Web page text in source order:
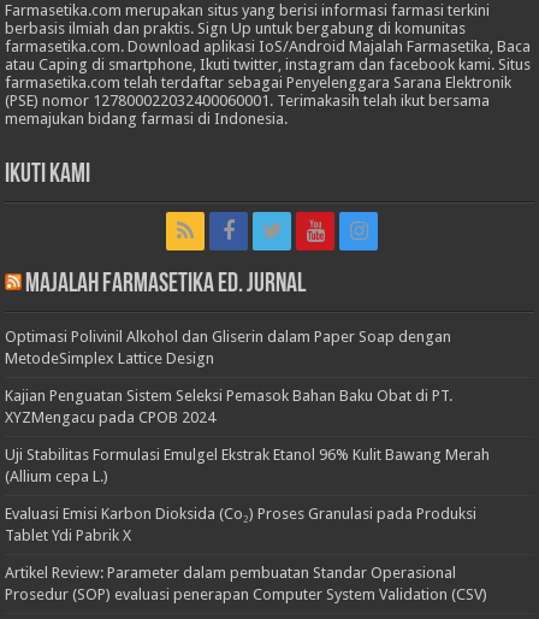
Farmasetika.com merupakan situs yang berisi informasi farmasi terkini
berbasis ilmiah dan praktis. Sign Up untuk bergabung di komunitas
farmasetika.com. Download aplikasi IoS/Android Majalah Farmasetika, Baca
atau Caping di smartphone, Ikuti twitter, instagram dan facebook kami. Situs
farmasetika.com telah terdaftar sebagai Penyelenggara Sarana Elektronik
(PSE) nomor 127800022032400060001. Terimakasih telah ikut bersama
memajukan bidang farmasi di Indonesia.
Ikuti Kami
Majalah Farmasetika Ed. Jurnal
Optimasi Polivinil Alkohol dan Gliserin dalam Paper Soap dengan
MetodeSimplex Lattice Design
Kajian Penguatan Sistem Seleksi Pemasok Bahan Baku Obat di PT.
XYZMengacu pada CPOB 2024
Uji Stabilitas Formulasi Emulgel Ekstrak Etanol 96% Kulit Bawang Merah
(Allium cepa L.)
Evaluasi Emisi Karbon Dioksida (Co₂) Proses Granulasi pada Produksi
Tablet Ydi Pabrik X
Artikel Review: Parameter dalam pembuatan Standar Operasional
Prosedur (SOP) evaluasi penerapan Computer System Validation (CSV)